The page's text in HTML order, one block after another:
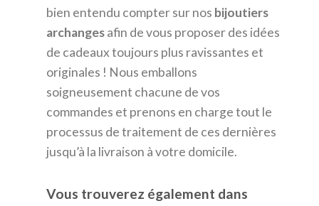
bien entendu compter sur nos bijoutiers
archangesafin de vous proposer des idées
de cadeaux toujours plus ravissantes et
originales ! Nous emballons
soigneusement chacune de vos
commandes et prenons en charge tout le
processus de traitement de ces dernières
jusqu’à la livraison à votre domicile.
Vous trouverez également dans